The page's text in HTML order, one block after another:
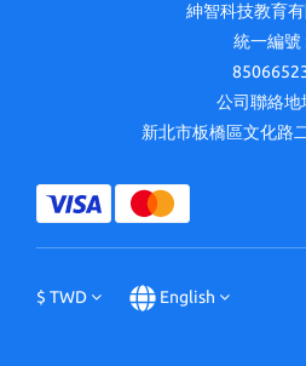
紳智科技教育
統一編號
公司聯絡地
新北市板橋區文化路
$ TWD English